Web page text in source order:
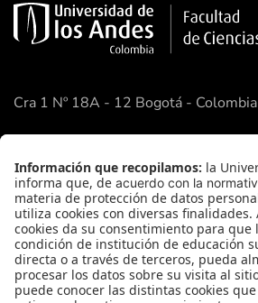
Cra 1 Nº 18A - 12 Bogotá - Colombia
Enlaces Rápidos
Facultad de Ciencias
Academia de Ciencias
FAQ